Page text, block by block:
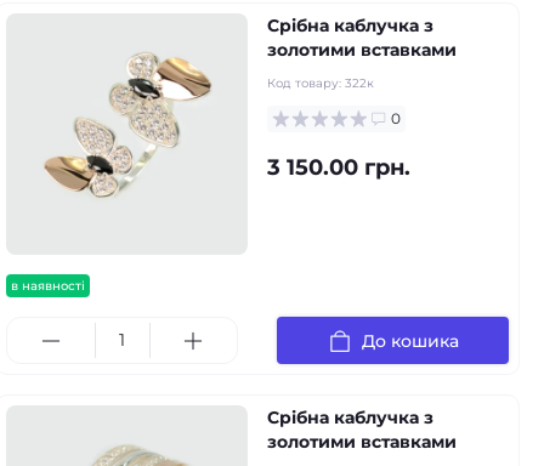
в наявності
Срібна каблучка з
золотими вставками
Код товару: 322к
0
3 150.00 грн.
До кошика
Срібна каблучка з
золотими вставками